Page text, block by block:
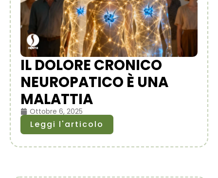
IL DOLORE CRONICO
NEUROPATICO È UNA
MALATTIA
Ottobre 6, 2025
Leggi l'articolo